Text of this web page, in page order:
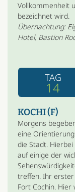
Vollkommenheit
bezeichnet wird.
Übernachtung:
Hotel, Bastion
TAG
14
KOCHI (F)
Morgens
eine
die Stadt. Hierbei
auf einige der
treffen. Ihr
Fort Cochin. Hier